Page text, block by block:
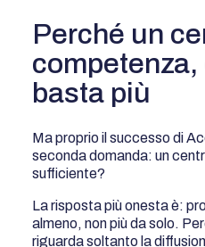
Perché un
basta più
Ma proprio il successo di
seconda domanda: un
sufficiente?
La risposta più onesta è:
almeno, non più da solo.
riguarda soltanto la